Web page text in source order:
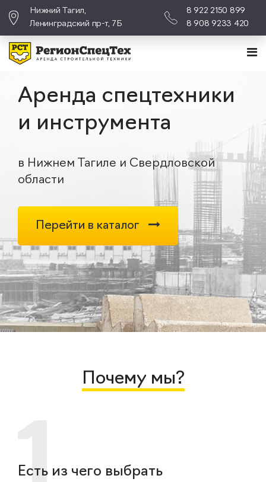
Нижний Тагил,
Ленинградский пр-т, 7Б
8 922 2150 899
8 908 9233 420
Аренда спецтехники
и инструмента
в Нижнем Тагиле и Свердловской
области
Перейти в каталог
Почему мы?
Есть из чего выбрать